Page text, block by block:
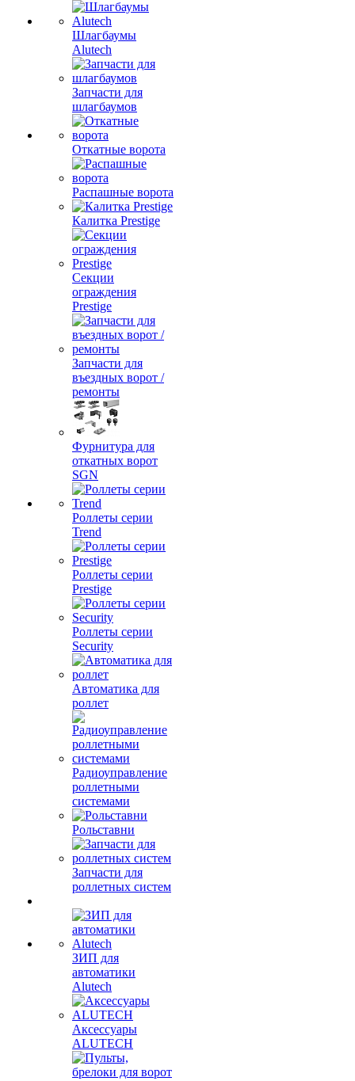
Шлагбаумы
Alutech
Запчасти для
шлагбаумов
Откатные ворота
Распашные ворота
Калитка Prestige
Секции
ограждения
Prestige
Запчасти для
въездных ворот /
ремонты
Фурнитура для
откатных ворот
SGN
Роллеты серии
Trend
Роллеты серии
Prestige
Роллеты серии
Security
Автоматика для
роллет
Радиоуправление
роллетными
системами
Рольставни
Запчасти для
роллетных систем
ЗИП для
автоматики
Alutech
Аксессуары
ALUTECH